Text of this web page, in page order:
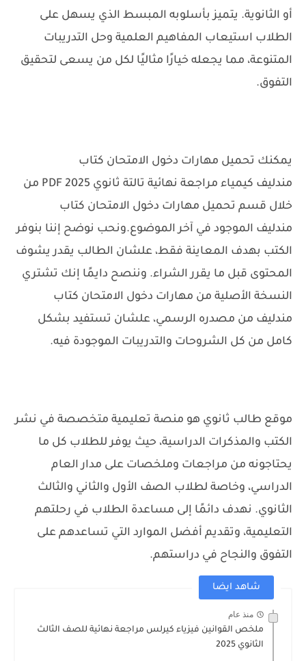
أو الثانوية. يتميز بأسلوبه المبسط الذي يسهل على
الطلاب استيعاب المفاهيم العلمية وحل التدريبات
المتنوعة، مما يجعله خيارًا مثاليًا لكل من يسعى لتحقيق
التفوق.
يمكنك تحميل مهارات دخول الامتحان كتاب
مندليف كيمياء مراجعة نهائية تالتة ثانوي 2025 PDF من
خلال قسم تحميل مهارات دخول الامتحان كتاب
مندليف الموجود في آخر الموضوع.ونحب نوضح إننا بنوفر
الكتب بهدف المعاينة فقط، علشان الطالب يقدر يشوف
المحتوى قبل ما يقرر الشراء. وننصح دايمًا إنك تشتري
النسخة الأصلية من مهارات دخول الامتحان كتاب
مندليف من مصدره الرسمي، علشان تستفيد بشكل
كامل من كل الشروحات والتدريبات الموجودة فيه.
موقع طالب ثانوي هو منصة تعليمية متخصصة في نشر
الكتب والمذكرات الدراسية، حيث يوفر للطلاب كل ما
يحتاجونه من مراجعات وملخصات على مدار العام
الدراسي، وخاصة لطلاب الصف الأول والثاني والثالث
الثانوي. نهدف دائمًا إلى مساعدة الطلاب في رحلتهم
التعليمية، وتقديم أفضل الموارد التي تساعدهم على
التفوق والنجاح في دراستهم.
شاهد ايضا
منذ عام
ملخص القوانين فيزياء كيرلس مراجعة نهائية للصف الثالث
الثانوي 2025